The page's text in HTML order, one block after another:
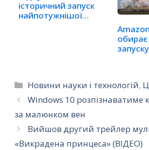
історичний запуск
найпотужнішої
Категорії
Новини науки і технологій,
Windows 10 розпізнаватиме
за малюнком вен
Вийшов другий трейлер
«Викрадена принцеса» (ВІДЕО)